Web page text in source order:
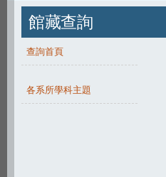
館藏查詢
查詢首頁
各系所學科主題